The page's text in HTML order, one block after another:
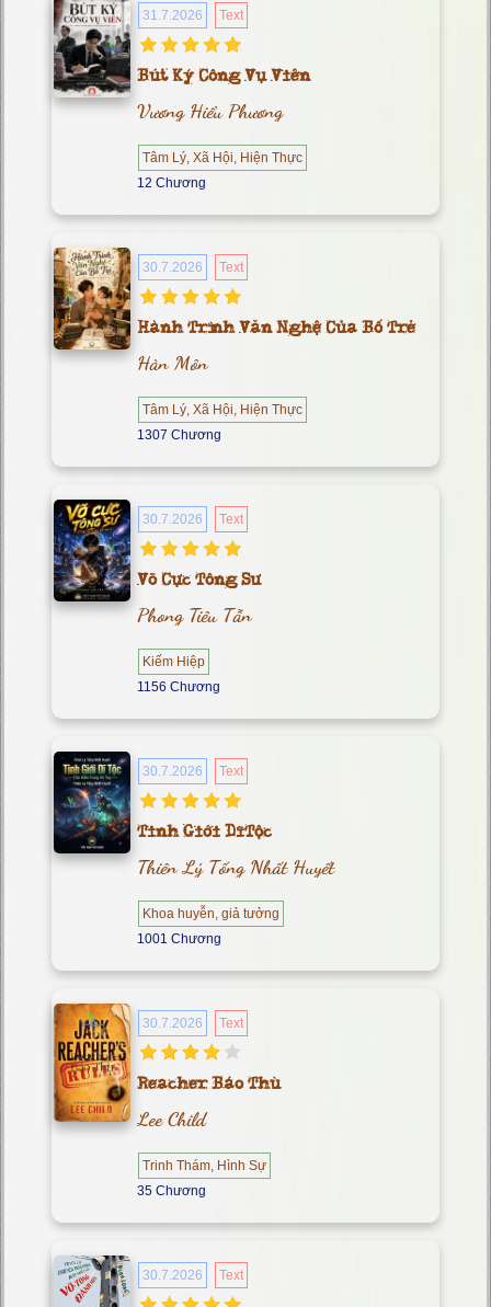
31.7.2026 Text
Bút Ký Công Vụ Viên
Vương Hiểu Phương
Tâm Lý, Xã Hội, Hiện Thực
12 Chương
30.7.2026 Text
Hành Trình Văn Nghệ Của Bố Trẻ
Hàn Môn
Tâm Lý, Xã Hội, Hiện Thực
1307 Chương
30.7.2026 Text
Võ Cực Tông Sư
Phong Tiêu Tẫn
Kiếm Hiệp
1156 Chương
30.7.2026 Text
Tinh Giới Dĩ Tộc
Thiên Lý Tống Nhất Huyết
Khoa huyễn, giả tưởng
1001 Chương
30.7.2026 Text
Reacher Báo Thù
Lee Child
Trinh Thám, Hình Sự
35 Chương
30.7.2026 Text